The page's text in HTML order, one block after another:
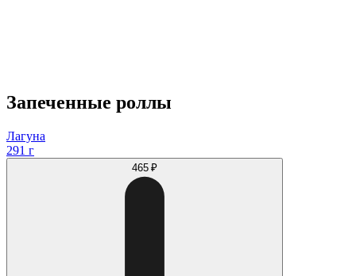
Запеченные роллы
Лагуна
291 г
465 ₽